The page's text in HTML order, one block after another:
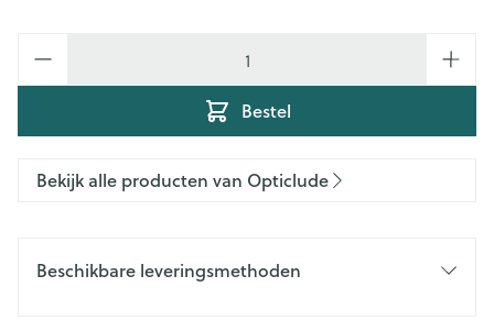
Bestel
Bekijk alle producten van Opticlude
Beschikbare leveringsmethoden